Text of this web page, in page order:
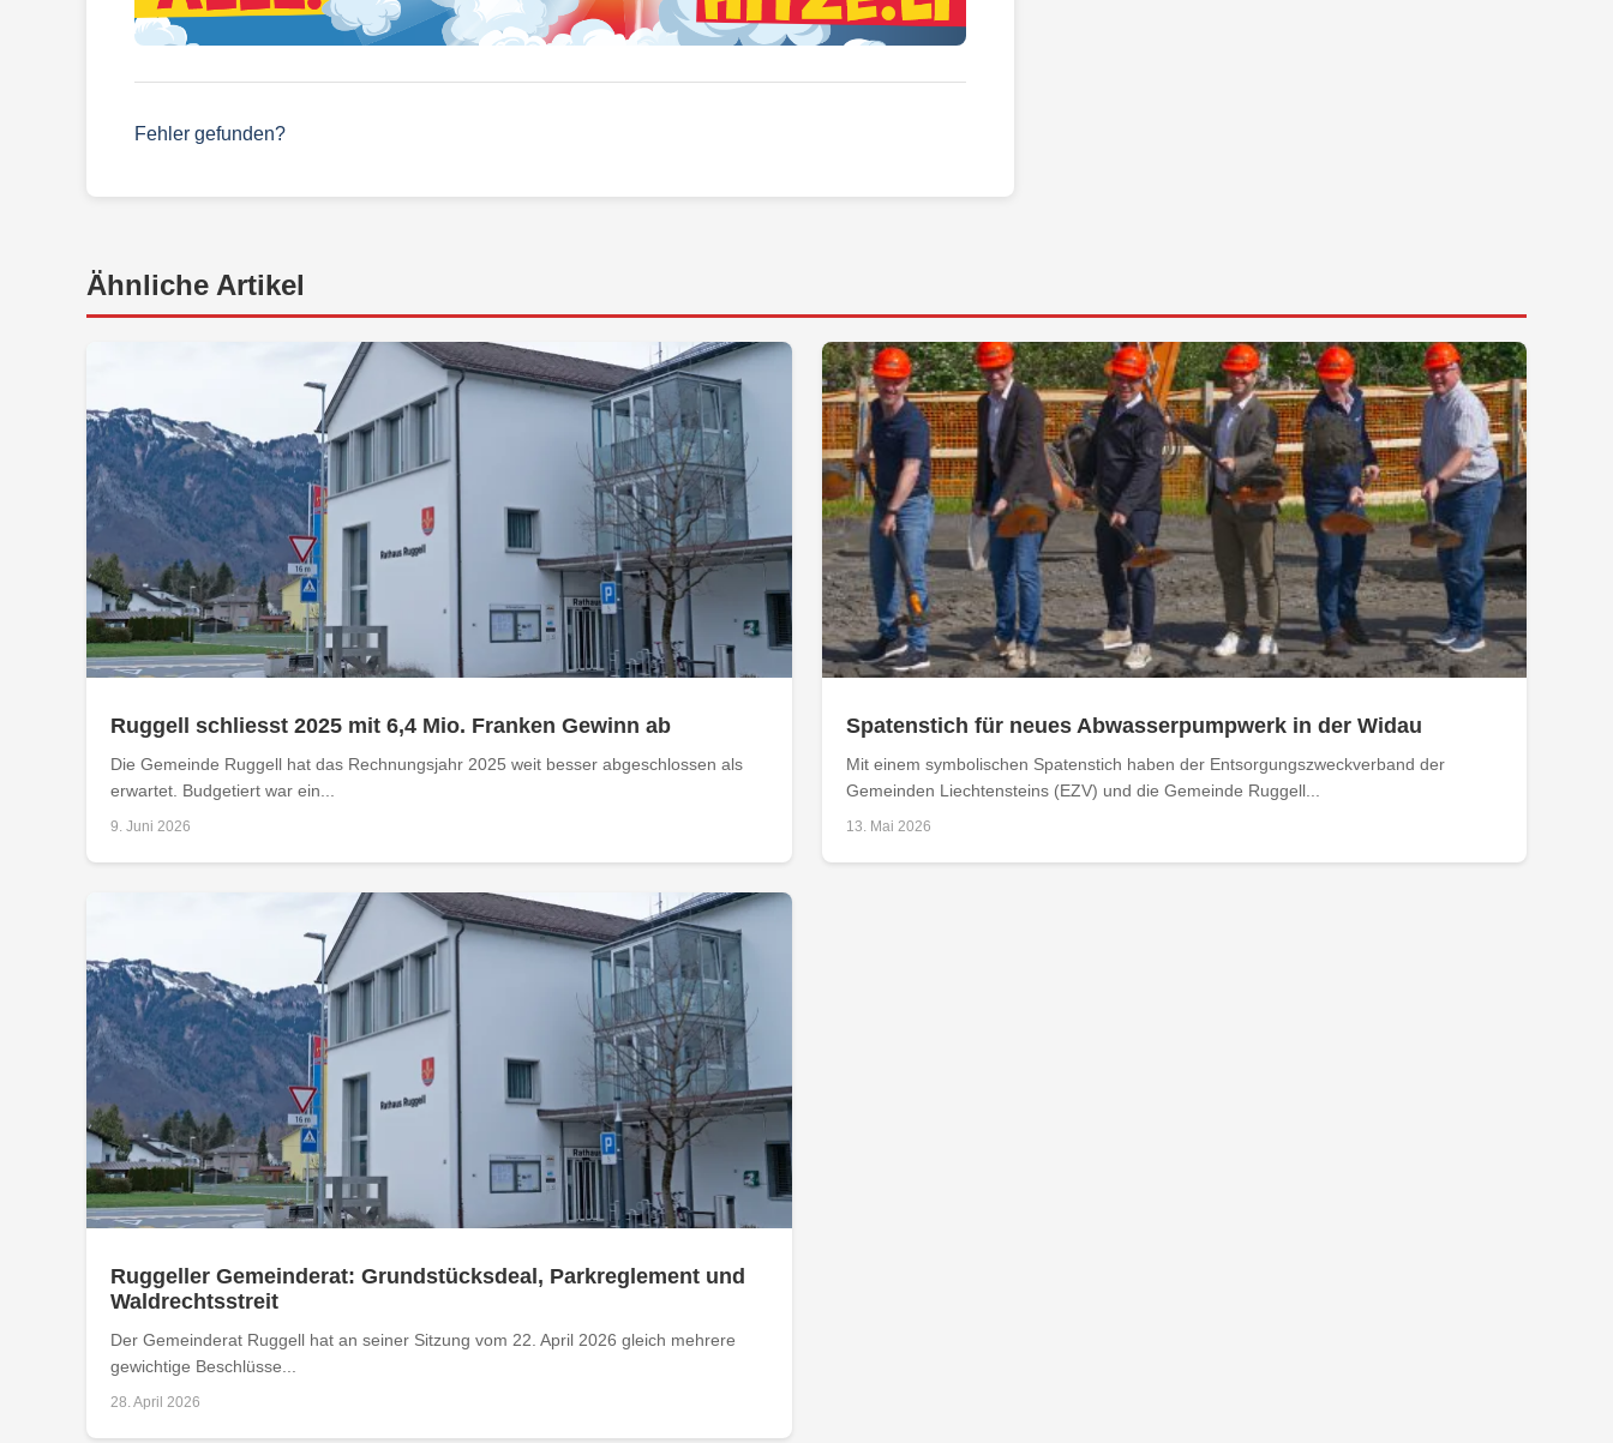
Fehler gefunden?
Ähnliche Artikel
Ruggell schliesst 2025 mit 6,4 Mio. Franken Gewinn ab
Die Gemeinde Ruggell hat das Rechnungsjahr 2025 weit besser abgeschlossen als
erwartet. Budgetiert war ein...
9. Juni 2026
Spatenstich für neues Abwasserpumpwerk in der Widau
Mit einem symbolischen Spatenstich haben der Entsorgungszweckverband der
Gemeinden Liechtensteins (EZV) und die Gemeinde Ruggell...
13. Mai 2026
Ruggeller Gemeinderat: Grundstücksdeal, Parkreglement und
Waldrechtsstreit
Der Gemeinderat Ruggell hat an seiner Sitzung vom 22. April 2026 gleich mehrere
gewichtige Beschlüsse...
28. April 2026